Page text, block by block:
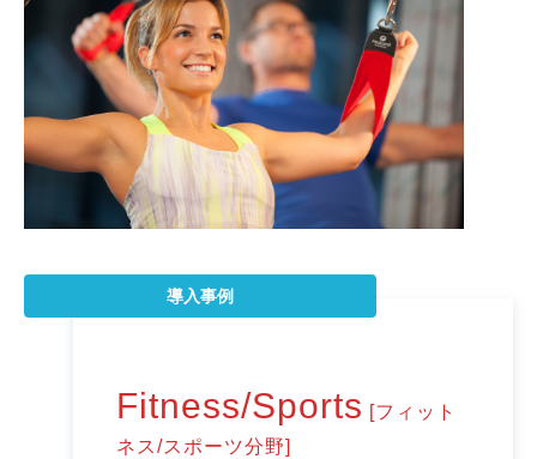
導入事例
Fitness/Sports [フィット
ネス/スポーツ分野]